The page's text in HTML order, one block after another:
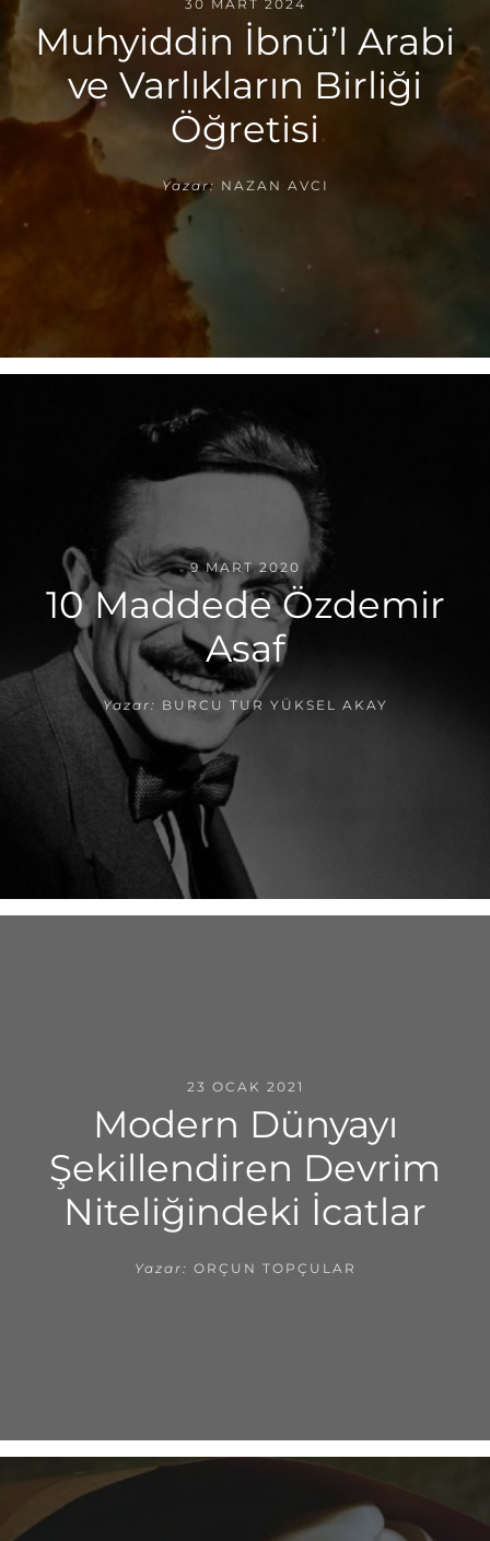
30 MART 2024
Muhyiddin İbnü’l Arabi
ve Varlıkların Birliği
Öğretisi
Yazar: NAZAN AVCI
9 MART 2020
10 Maddede Özdemir
Asaf
Yazar: BURCU TUR YÜKSEL AKAY
23 OCAK 2021
Modern Dünyayı
Şekillendiren Devrim
Niteliğindeki İcatlar
Yazar: ORÇUN TOPÇULAR